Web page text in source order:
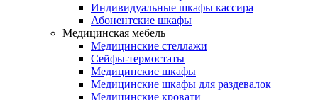
Индивидуальные шкафы кассира
Абонентские шкафы
Медицинская мебель
Медицинские стеллажи
Сейфы-термостаты
Медицинские шкафы
Медицинские шкафы для раздевалок
Медицинские кровати